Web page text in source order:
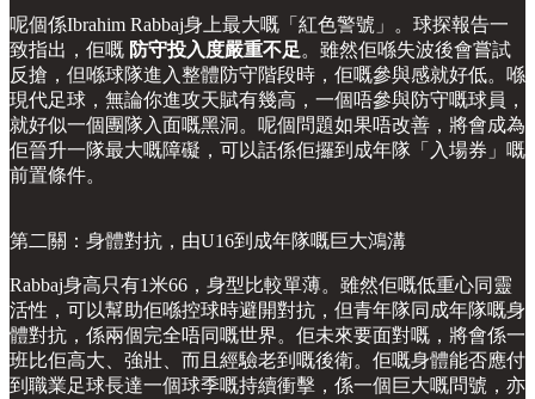
呢個係Ibrahim Rabbaj身上最大嘅「紅色警號」。球探報告一
致指出，佢嘅 防守投入度嚴重不足 。雖然佢喺失波後會嘗試
反搶，但喺球隊進入整體防守階段時，佢嘅參與感就好低。喺
現代足球，無論你進攻天賦有幾高，一個唔參與防守嘅球員，
就好似一個團隊入面嘅黑洞。呢個問題如果唔改善，將會成為
佢晉升一隊最大嘅障礙，可以話係佢攞到成年隊「入場券」嘅
前置條件。
第二關：身體對抗，由U16到成年隊嘅巨大鴻溝
Rabbaj身高只有1米66，身型比較單薄。雖然佢嘅低重心同靈
活性，可以幫助佢喺控球時避開對抗，但青年隊同成年隊嘅身
體對抗，係兩個完全唔同嘅世界。佢未來要面對嘅，將會係一
班比佢高大、強壯、而且經驗老到嘅後衛。佢嘅身體能否應付
到職業足球長達一個球季嘅持續衝擊，係一個巨大嘅問號，亦